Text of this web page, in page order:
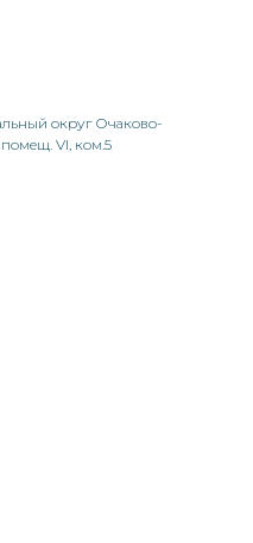
округ Очаково-
помещ. VI, ком.5